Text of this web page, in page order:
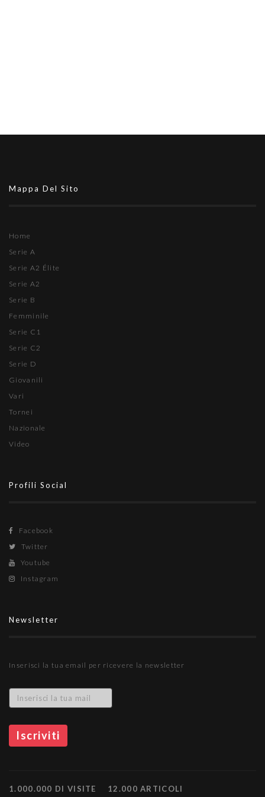
Mappa Del Sito
Home
Serie A
Serie A2 Élite
Serie A2
Serie B
Femminile
Serie C1
Serie C2
Serie D
Giovanili
Vari
Tornei
Nazionale
Video
Profili Social
Facebook
Twitter
Youtube
Instagram
Newsletter
Inserisci la tua email per ricevere la newsletter
1.000.000 DI VISITE 12.000 ARTICOLI